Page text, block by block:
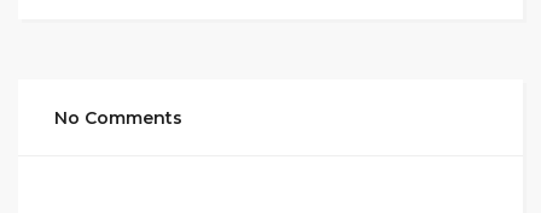
No Comments